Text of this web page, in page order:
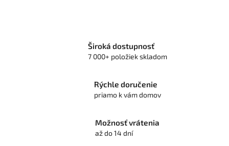
Široká dostupnosť
7 000+ položiek skladom
Rýchle doručenie
priamo k vám domov
Možnosť vrátenia
až do 14 dní